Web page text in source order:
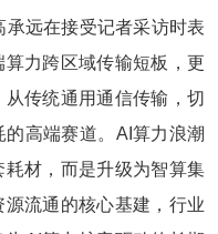
承远在接受记者采访时表
力跨区域传输短板，更
传统通用通信传输，切
高端赛道。AI算力浪潮
材，而是升级为智算集
流通的核心基建，行业